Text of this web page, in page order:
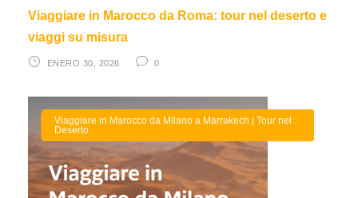
Viaggiare in Marocco da Roma: tour nel deserto e
viaggi su misura
ENERO 30, 2026 0
Viaggiare in Marocco da Milano a Marrakech | Tour nel
Deserto